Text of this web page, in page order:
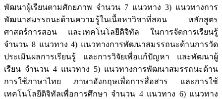
พัฒนาผู้เรียนตามศักยภาพ จำนวน 7 แนวทาง 3) แนวทางการ
พัฒนาสมรรถนะด้านความรู้ในเนื้อหาวิชาที่สอน หลักสูตร
ศาสตร์การสอน และเทคโนโลยีดิจิทัล ในการจัดการเรียนรู้
จำนวน 8 แนวทาง 4) แนวทางการพัฒนาสมรรถนะด้านการวัด
ประเมินผลการเรียนรู้ และการวิจัยเพื่อแก้ปัญหา และพัฒนาผู้
เรียน จำนวน 4 แนวทาง 5) แนวทางการพัฒนาสมรรถนะด้าน
การใช้ภาษาไทย ภาษาอังกฤษเพื่อการสื่อสาร และการใช้
เทคโนโลยีดิจิทัลเพื่อการศึกษา จำนวน 4 แนวทาง 6) แนวทาง